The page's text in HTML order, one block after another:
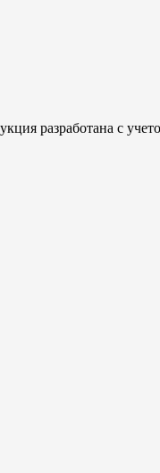
разработана с